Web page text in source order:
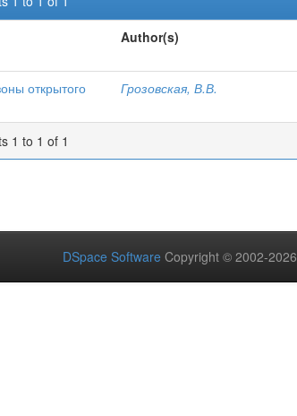
Author(s)
открытого
Грозовская, В.В.
1 to 1 of 1
DSpace Software Copyright © 2002-2026